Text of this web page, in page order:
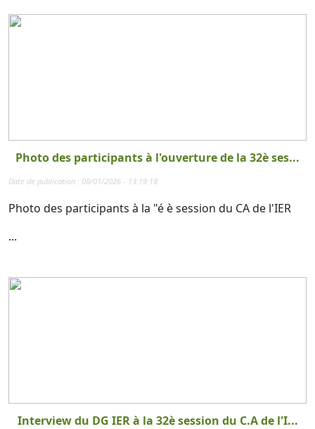
Photo des participants à l'ouverture de la 32è ses...
Date de publication : 08/01/2026 - 13:19:18
Photo des participants à la "é è session du CA de l'IER
...
Interview du DG IER à la 32è session du C.A de l'I...